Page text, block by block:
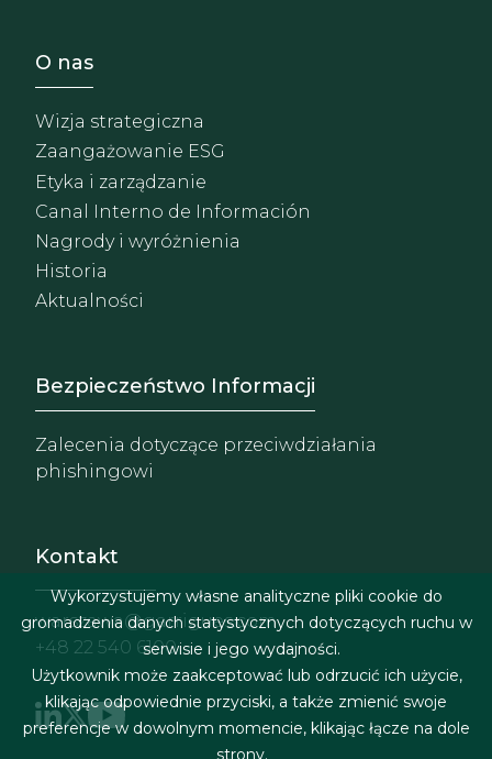
Footer - Sobre Nosotros
O nas
Wizja strategiczna
Zaangażowanie ESG
Etyka i zarządzanie
Canal Interno de Información
Nagrody i wyróżnienia
Historia
Aktualności
Footer - Extranet y
Bezpieczeństwo Informacji
Zalecenia dotyczące przeciwdziałania
phishingowi
Kontakt
warszawa@garrigues.com
+48 22 540 6100
Wykorzystujemy własne analityczne pliki cookie do
gromadzenia danych statystycznych dotyczących ruchu w
serwisie i jego wydajności.
Użytkownik może zaakceptować lub odrzucić ich użycie,
klikając odpowiednie przyciski, a także zmienić swoje
preferencje w dowolnym momencie, klikając łącze na dole
strony.